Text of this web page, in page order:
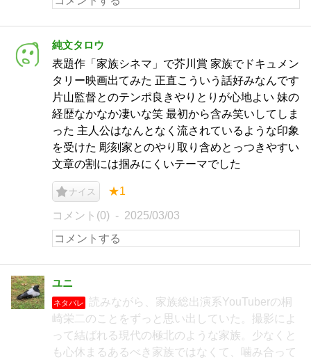
純文タロウ
表題作「家族シネマ」で芥川賞 家族でドキュメン
タリー映画出てみた 正直こういう話好みなんです
片山監督とのテンポ良きやりとりが心地よい 妹の
経歴なかなか凄いな笑 最初から含み笑いしてしま
った 主人公はなんとなく流されているような印象
を受けた 彫刻家とのやり取り含めとっつきやすい
文章の割には掴みにくいテーマでした
ナイス ★1
コメント(0) 2025/03/03
ユニ
ネタバレ
読みながら、家族総出演系YouTuberの桐
崎栄二のことをずっと思い出していた。撮影によ
って結ばれる現代の極北のような家族。少なくと
も心休まるあるべき家族ではなくて、噛み合って